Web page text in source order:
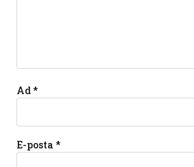
Ad*
E-posta *